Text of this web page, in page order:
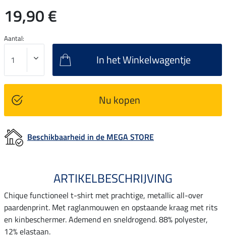
19,90 €
Aantal:
In het Winkelwagentje
Nu kopen
Beschikbaarheid in de MEGA STORE
ARTIKELBESCHRIJVING
Chique functioneel t-shirt met prachtige, metallic all-over
paardenprint. Met raglanmouwen en opstaande kraag met rits
en kinbeschermer. Ademend en sneldrogend. 88% polyester,
12% elastaan.